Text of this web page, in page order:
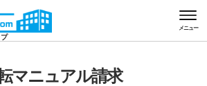
メニュー
請求
マニュアル請求